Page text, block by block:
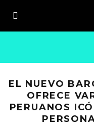
EL NUEVO
OFRECE
PERUANOS